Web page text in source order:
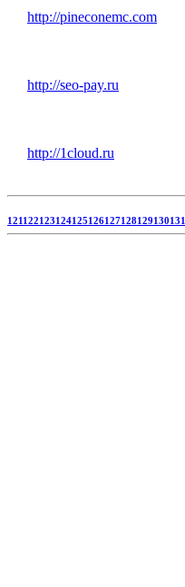
http://pineconemc.com
http://seo-pay.ru
http://1cloud.ru
121122123124125126127128129130131